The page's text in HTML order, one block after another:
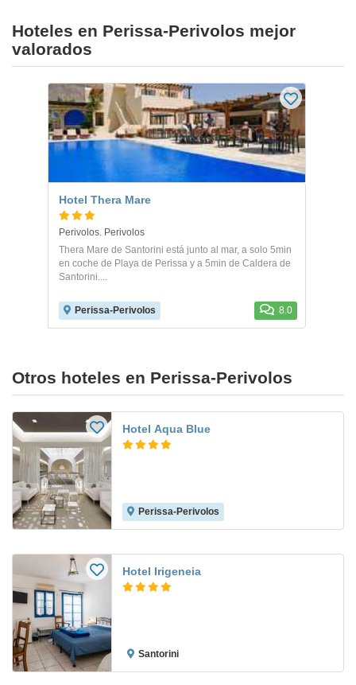
Hoteles en Perissa-Perivolos mejor
valorados
Hotel Thera Mare
Perivolos. Perivolos
Thera Mare de Santorini está junto al mar, a solo 5min
en coche de Playa de Perissa y a 5min de Caldera de
Santorini....
Perissa-Perivolos 8.0
Otros hoteles en Perissa-Perivolos
Hotel Aqua Blue
Perissa-Perivolos
Hotel Irigeneia
Santorini